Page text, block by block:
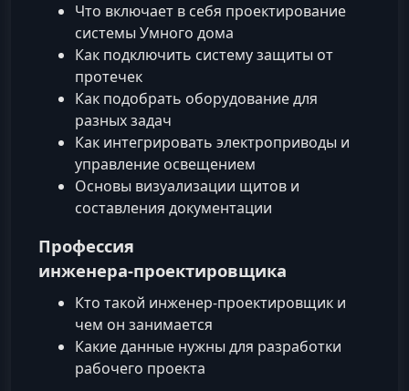
Что включает в себя проектирование
системы Умного дома
Как подключить систему защиты от
протечек
Как подобрать оборудование для
разных задач
Как интегрировать электроприводы и
управление освещением
Основы визуализации щитов и
составления документации
Профессия
инженера‑проектировщика
Кто такой инженер‑проектировщик и
чем он занимается
Какие данные нужны для разработки
рабочего проекта